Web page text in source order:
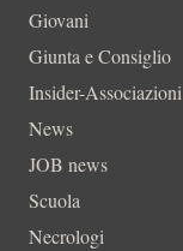
Giovani
Giunta e Consiglio
Insider-Associazioni
News
JOB news
Scuola
Necrologi